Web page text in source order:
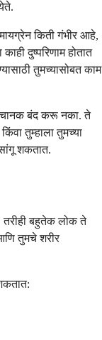
किती गंभीर आहे,
दुष्परिणाम होतात
तुमच्यासोबत काम
बंद करू नका. ते
तुम्हाला तुमच्या
शकतात.
तरीही बहुतेक लोक ते
तुमचे शरीर